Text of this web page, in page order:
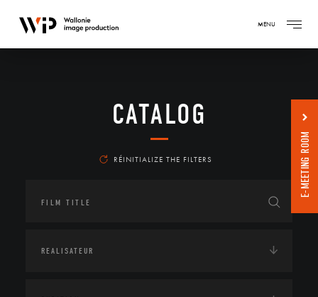
MENU
CATALOG
RÉINITIALIZE THE FILTERS E-MEETING ROOM